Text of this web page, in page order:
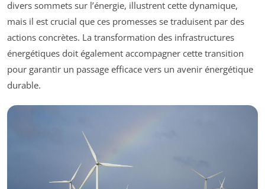
divers sommets sur l’énergie, illustrent cette dynamique,
mais il est crucial que ces promesses se traduisent par des
actions concrètes. La transformation des infrastructures
énergétiques doit également accompagner cette transition
pour garantir un passage efficace vers un avenir énergétique
durable.